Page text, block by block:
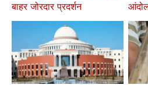
बाहर जोरदार प्रदर्शन